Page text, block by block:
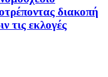
διακοπή
τις εκλογές